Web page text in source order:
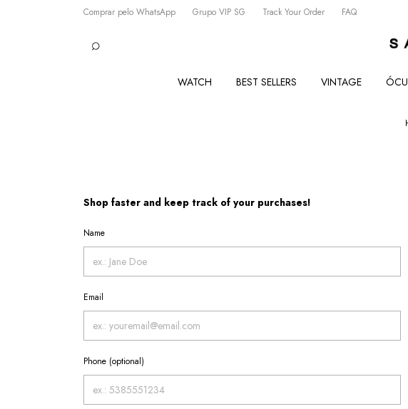
Comprar pelo WhatsApp Grupo VIP SG Track Your Order FAQ
WATCH BEST SELLERS VINTAGE
Shop faster and keep track of your purchases!
Name
Email
Phone (optional)